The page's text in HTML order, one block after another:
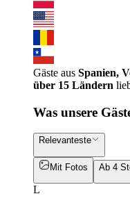
Gäste aus Spanien,
über 15 Ländern
Was unsere
Relevanteste
Mit Fotos Ab 4
L